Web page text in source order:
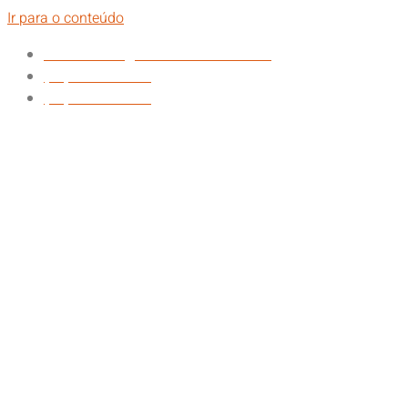
Ir para o conteúdo
atendimento@nathanfilmes.com.br
(11) 94752-5924
(48) 99151-0472